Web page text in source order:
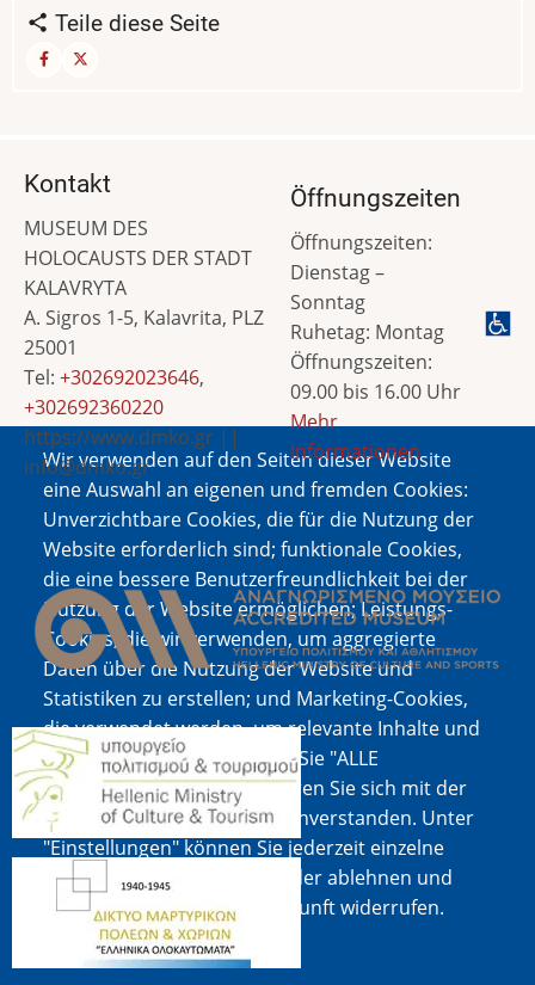
Teile diese Seite
Wir verwenden auf den Seiten dieser Website
eine Auswahl an eigenen und fremden Cookies:
Unverzichtbare Cookies, die für die Nutzung der
Website erforderlich sind; funktionale Cookies,
die eine bessere Benutzerfreundlichkeit bei der
Nutzung der Website ermöglichen; Leistungs-
Cookies, die wir verwenden, um aggregierte
Daten über die Nutzung der Website und
Statistiken zu erstellen; und Marketing-Cookies,
die verwendet werden, um relevante Inhalte und
Werbung anzuzeigen. Wenn Sie "ALLE
AKZEPTIEREN" wählen, erklären Sie sich mit der
Verwendung aller Cookies einverstanden. Unter
"Einstellungen" können Sie jederzeit einzelne
Cookie-Typen akzeptieren oder ablehnen und
Ihre Zustimmung für die Zukunft widerrufen.
Cookie-Dokumentation
Kontakt
MUSEUM DES
HOLOCAUSTS DER STADT
KALAVRYTA
A. Sigros 1-5, Kalavrita, PLZ
25001
Tel: +302692023646,
+302692360220
https://www.dmko.gr ||
info@dmko.gr
Öffnungszeiten
Öffnungszeiten:
Dienstag –
Sonntag
Ruhetag: Montag
Öffnungszeiten:
09.00 bis 16.00 Uhr
Mehr
Informationen
Bild
Bild